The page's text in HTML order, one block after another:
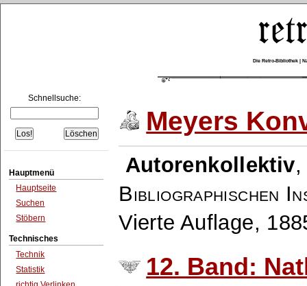
Die Retro-Bibliothek |
Schnellsuche:
Hauptmenü
Hauptseite
Suchen
Stöbern
Technisches
Technik
Statistik
Meyers
Autorenkollektiv
Bibliographischen
Vierte Auflage,
12. Band: